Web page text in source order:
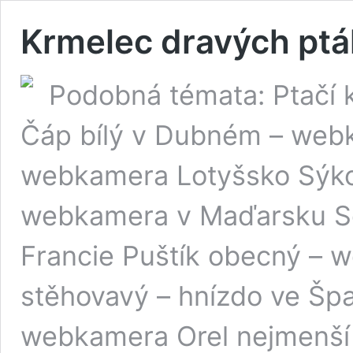
Krmelec dravých
Podobná témata: Ptačí
Čáp bílý v Dubném –
webkamera Lotyšsko
webkamera v Maďarsku
Francie Puštík obecný –
stěhovavý – hnízdo ve
webkamera Orel